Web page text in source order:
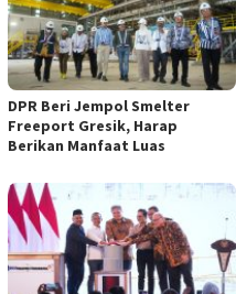
DPR Beri Jempol Smelter
Freeport Gresik, Harap
Berikan Manfaat Luas